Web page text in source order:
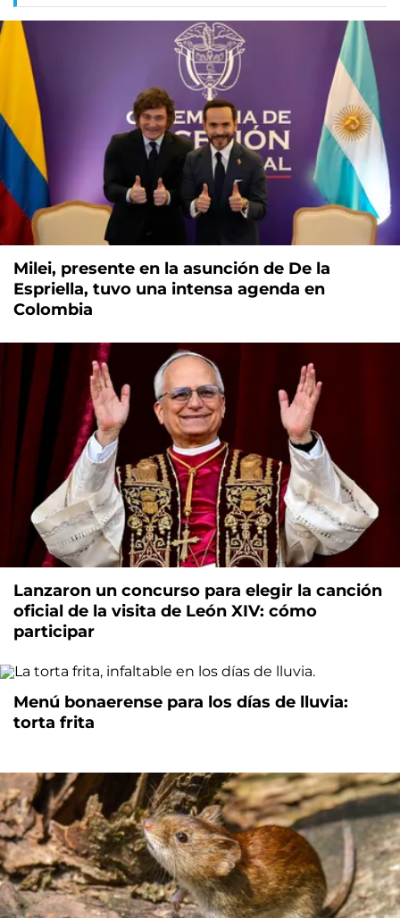
Milei, presente en la asunción de De la
Espriella, tuvo una intensa agenda en
Colombia
Lanzaron un concurso para elegir la canción
oficial de la visita de León XIV: cómo
participar
Menú bonaerense para los días de lluvia:
torta frita